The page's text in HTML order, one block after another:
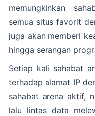
memungkinkan
semua situs favorit
juga akan memberi
hingga serangan
Setiap kali sahabat
terhadap alamat IP
sahabat arena aktif,
lalu lintas data